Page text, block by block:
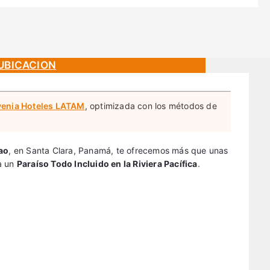
Hoteles LATAM, optimizada con los métodos de
, en Santa Clara, Panamá, te ofrecemos más que unas
un Paraíso Todo Incluido en la Riviera Pacífica.